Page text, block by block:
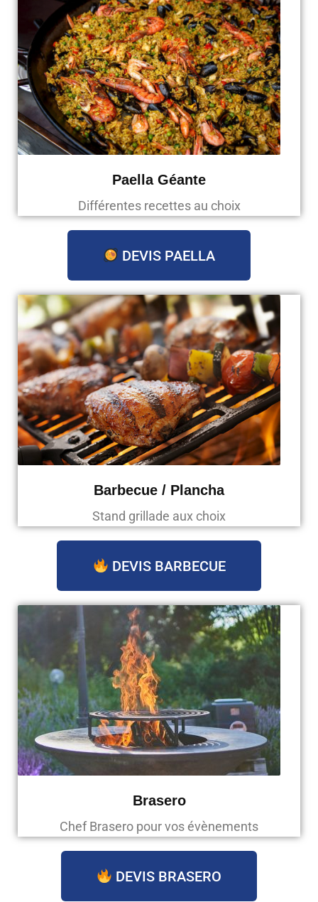
Paella Géante
Différentes recettes au choix
DEVIS PAELLA
Barbecue / Plancha
Stand grillade aux choix
DEVIS BARBECUE
Brasero
Chef Brasero pour vos évènements
DEVIS BRASERO